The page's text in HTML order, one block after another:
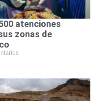
atenciones
zonas de